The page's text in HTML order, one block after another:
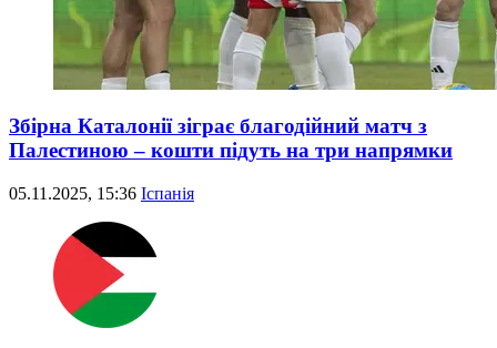
Збірна Каталонії зіграє благодійний матч з
Палестиною – кошти підуть на три напрямки
05.11.2025, 15:36 Іспанія